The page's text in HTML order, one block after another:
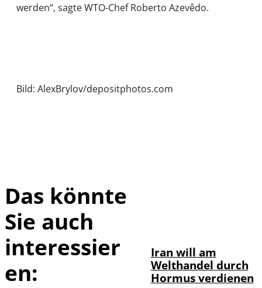
werden“, sagte WTO-Chef Roberto Azevêdo.
Bild: AlexBrylov/depositphotos.com
Das könnte
Sie auch
interessier
en:
Iran will am
Welthandel durch
Hormus verdienen